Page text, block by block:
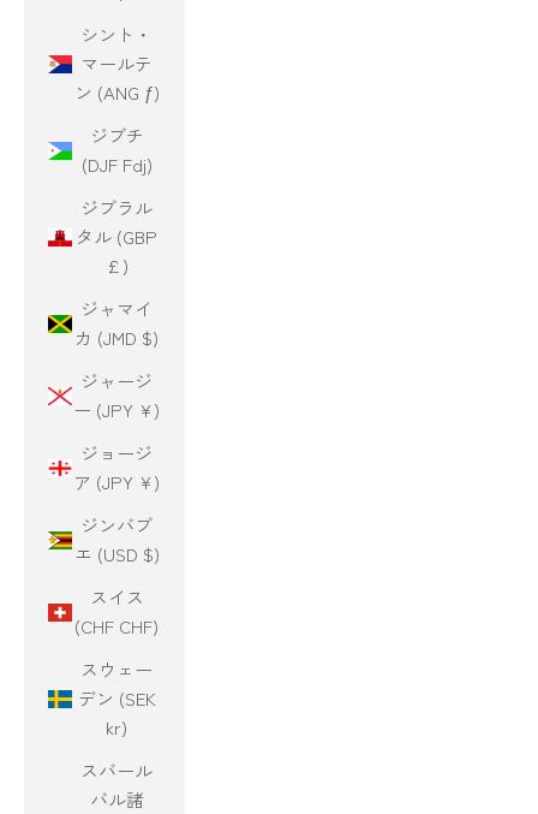
シント・
マールテ
ン (ANG ƒ)
ジブチ
(DJF Fdj)
ジブラル
タル (GBP
£)
ジャマイ
カ (JMD $)
ジャージ
ー (JPY ¥)
ジョージ
ア (JPY ¥)
ジンバブ
エ (USD $)
スイス
(CHF CHF)
スウェー
デン (SEK
kr)
スバール
バル諸